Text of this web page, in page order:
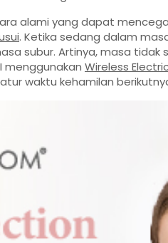
alami yang dapat
. Ketika sedang dalam
subur. Artinya, masa tidak
menggunakan Wireless
waktu kehamilan